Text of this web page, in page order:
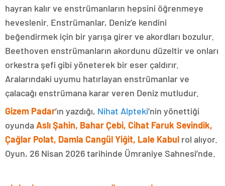
hayran kalır ve enstrümanların hepsini öğrenmeye
heveslenir. Enstrümanlar, Deniz’e kendini
beğendirmek için bir yarışa girer ve akordları bozulur.
Beethoven enstrümanların akordunu düzeltir ve onları
orkestra şefi gibi yöneterek bir eser çaldırır.
Aralarındaki uyumu hatırlayan enstrümanlar ve
çalacağı enstrümana karar veren Deniz mutludur.
Gizem Padar’ın yazdığı, Nihat Alpteki’nin yönettiği
oyundaAslı Şahin, Bahar Çebi, Cihat Faruk Sevindik,
Çağlar Polat, Damla Cangül Yiğit, Lale Kabul rol alıyor.
Oyun, 26 Nisan 2026 tarihinde Ümraniye Sahnesi’nde.